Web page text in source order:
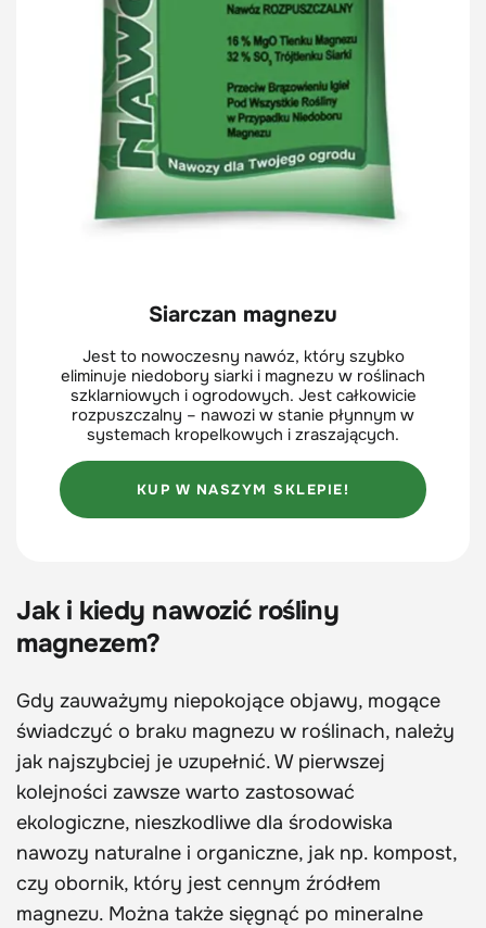
Siarczan magnezu
Jest to nowoczesny nawóz, który szybko
eliminuje niedobory siarki i magnezu w roślinach
szklarniowych i ogrodowych. Jest całkowicie
rozpuszczalny – nawozi w stanie płynnym w
systemach kropelkowych i zraszających.
KUP W NASZYM SKLEPIE!
Jak i kiedy nawozić rośliny
magnezem?
Gdy zauważymy niepokojące objawy, mogące
świadczyć o braku magnezu w roślinach, należy
jak najszybciej je uzupełnić. W pierwszej
kolejności zawsze warto zastosować
ekologiczne, nieszkodliwe dla środowiska
nawozy naturalne i organiczne, jak np. kompost,
czy obornik, który jest cennym źródłem
magnezu. Można także sięgnąć po mineralne